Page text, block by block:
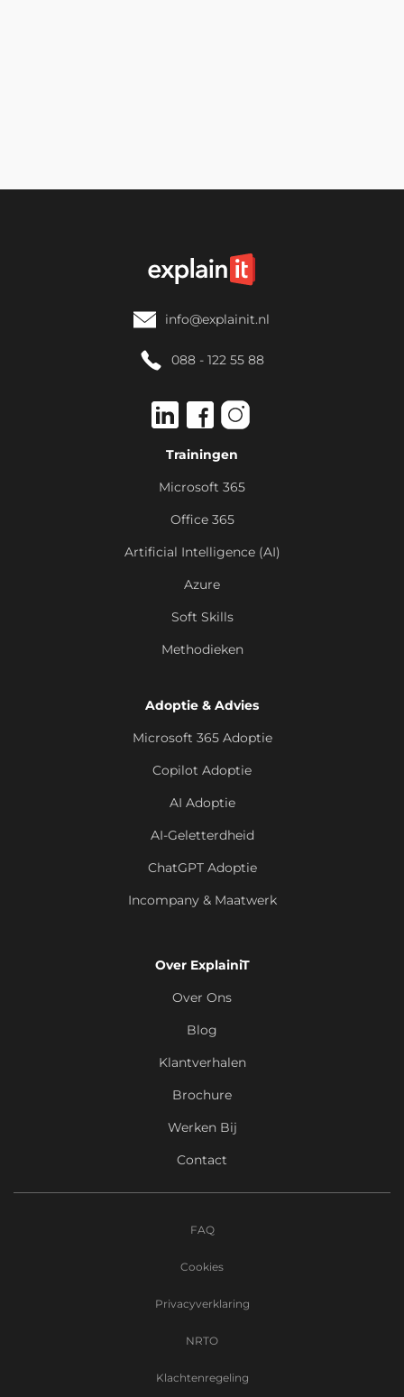
info@explainit.nl
088 - 122 55 88
Trainingen
Microsoft 365
Office 365
Artificial Intelligence (AI)
Azure
Soft Skills
Methodieken
Adoptie & Advies
Microsoft 365 Adoptie
Copilot Adoptie
AI Adoptie
AI-Geletterdheid
ChatGPT Adoptie
Incompany & Maatwerk
Over ExplainiT
Over Ons
Blog
Klantverhalen
Brochure
Werken Bij
Contact
FAQ
Cookies
Privacyverklaring
NRTO
Klachtenregeling